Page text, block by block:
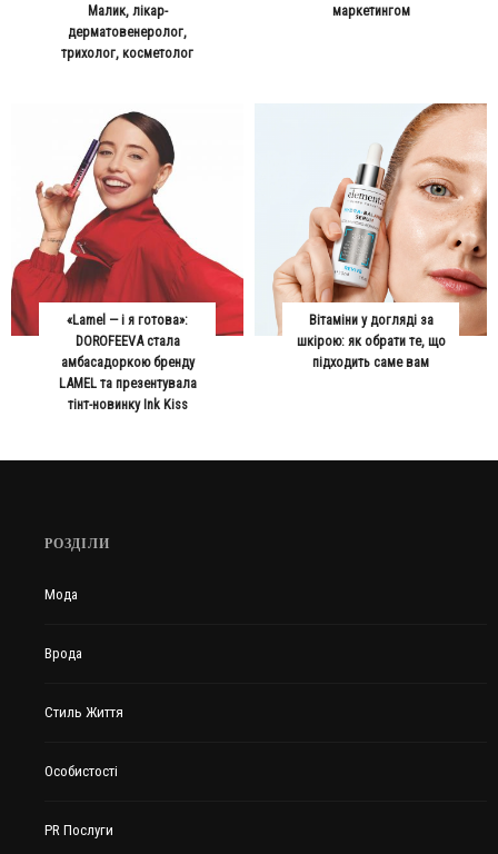
Малик, лікар-
дерматовенеролог,
трихолог, косметолог
маркетингом
«Lamel — і я готова»:
DOROFEEVA стала
амбасадоркою бренду
LAMEL та презентувала
тінт-новинку Ink Kiss
Вітаміни у догляді за
шкірою: як обрати те, що
підходить саме вам
РОЗДІЛИ
Мода
Врода
Стиль Життя
Особистості
PR Послуги